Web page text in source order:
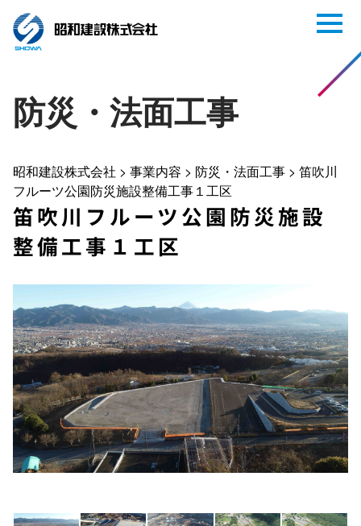
防災・法面工事
昭和建設株式会社 > 事業内容 > 防災・法面工事 > 笛吹川
フルーツ公園防災施設整備工事１工区
笛吹川フルーツ公園防災施設
整備工事１工区